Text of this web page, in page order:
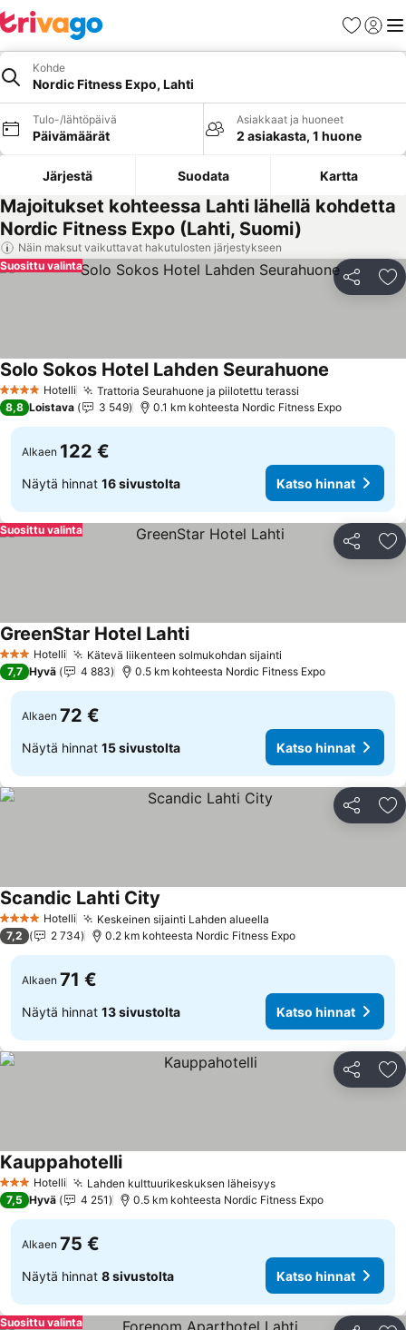
Suosikit
Kohde
Nordic Fitness Expo, Lahti
Tulo-/lähtöpäivä
Päivämäärät
Asiakkaat ja huoneet
2 asiakasta, 1 huone
Järjestä Suodata Kartta
Majoitukset kohteessa Lahti lähellä kohdetta
Nordic Fitness Expo (Lahti, Suomi)
Näin maksut vaikuttavat hakutulosten järjestykseen
Jaa
Suosittu valinta
4 Tähtiluokitus
Hotelli Trattoria Seurahuone ja piilotettu terassi
Solo Sokos Hotel Lahden Seurahuone
8,8 Loistava 3 549 0.1 km kohteesta Nordic Fitness Expo
Alkaen 122 €
Näytä hinnat 16 sivustolta Katso hinnat
Jaa
Suosittu valinta
3 Tähtiluokitus
Hotelli Kätevä liikenteen solmukohdan sijainti
GreenStar Hotel Lahti
7,7 Hyvä 4 883 0.5 km kohteesta Nordic Fitness Expo
Alkaen 72 €
Näytä hinnat 15 sivustolta Katso hinnat
Jaa
4 Tähtiluokitus
Hotelli Keskeinen sijainti Lahden alueella
Scandic Lahti City
7,2 2 734 0.2 km kohteesta Nordic Fitness Expo
Alkaen 71 €
Näytä hinnat 13 sivustolta Katso hinnat
Jaa
3 Tähtiluokitus
Hotelli Lahden kulttuurikeskuksen läheisyys
Kauppahotelli
7,5 Hyvä 4 251 0.5 km kohteesta Nordic Fitness Expo
Alkaen 75 €
Näytä hinnat 8 sivustolta Katso hinnat
Suosittu valinta